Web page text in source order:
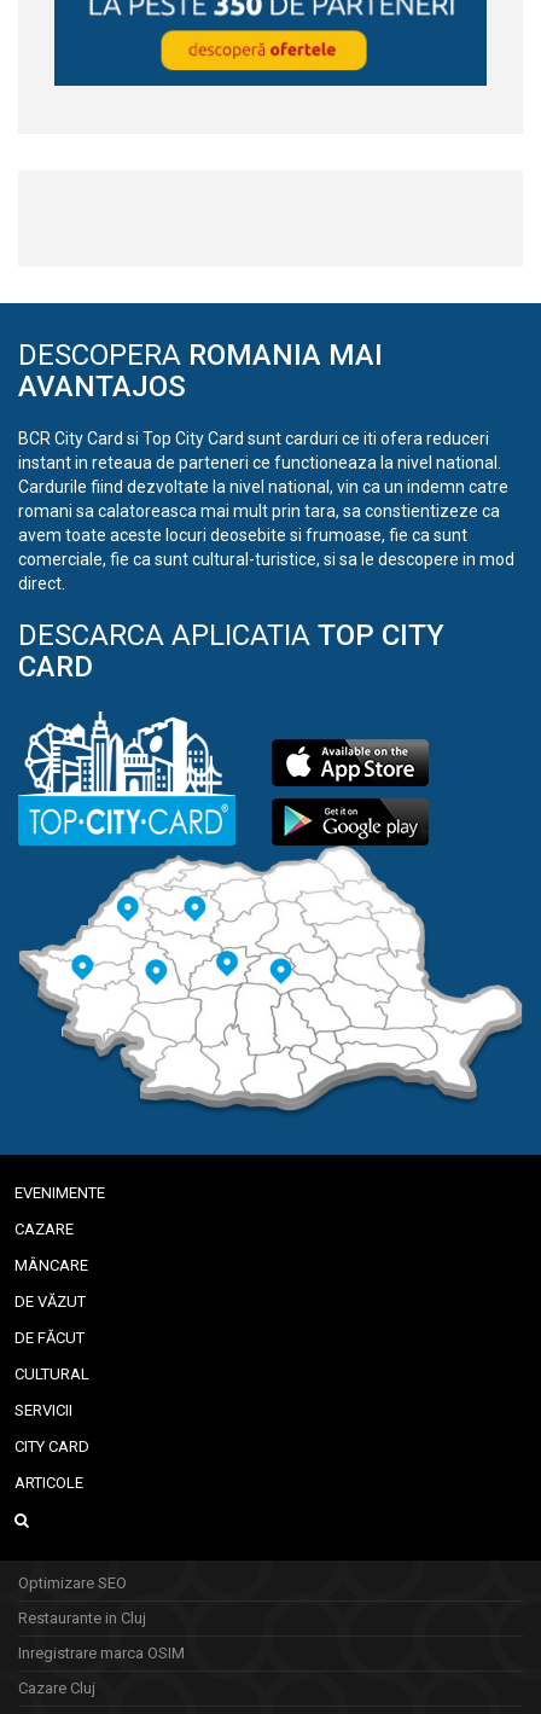
DESCOPERA ROMANIA MAI
AVANTAJOS
BCR City Card si Top City Card sunt carduri ce iti ofera reduceri
instant in reteaua de parteneri ce functioneaza la nivel national.
Cardurile fiind dezvoltate la nivel national, vin ca un indemn catre
romani sa calatoreasca mai mult prin tara, sa constientizeze ca
avem toate aceste locuri deosebite si frumoase, fie ca sunt
comerciale, fie ca sunt cultural-turistice, si sa le descopere in mod
direct.
DESCARCA APLICATIA TOP CITY
CARD
EVENIMENTE
CAZARE
MÂNCARE
DE VĂZUT
DE FĂCUT
CULTURAL
SERVICII
CITY CARD
ARTICOLE
Optimizare SEO
Restaurante in Cluj
Inregistrare marca OSIM
Cazare Cluj